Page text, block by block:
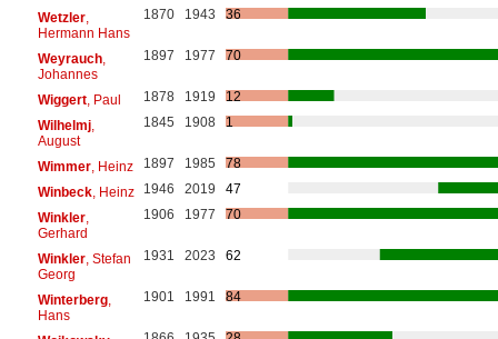
Wetzler,
Hermann Hans
1870 1943 36
Weyrauch,
Johannes
1897 1977 70
Wiggert, Paul 1878 1919
12
Wilhelmj,
August
1845 1908 1
Wimmer, Heinz 1897 1985
78
Winbeck, Heinz 1946 2019
47
Winkler,
Gerhard
1906 1977 70
Winkler, Stefan
Georg
1931 2023 62
Winterberg,
Hans
1901 1991 84